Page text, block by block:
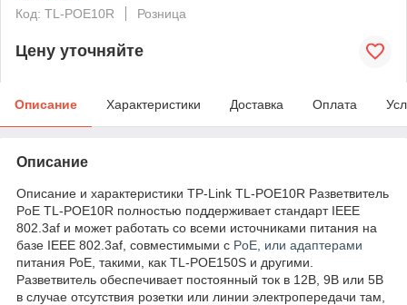
Код: TL-POE10R
Розница
Цену уточняйте
Описание Характеристики Доставка Оплата
Описание
Описание и характеристики TP-Link TL-POE10R Разветвитель
PoE TL-POE10R полностью поддерживает стандарт IEEE
802.3af и может работать со всеми источниками питания на
базе IEEE 802.3af, совместимыми с PoE, или адаптерами
питания РоЕ, такими, как TL-POE150S и другими.
Разветвитель обеспечивает постоянный ток в 12В, 9В или 5В
в случае отсутствия розетки или линии электропередачи там,